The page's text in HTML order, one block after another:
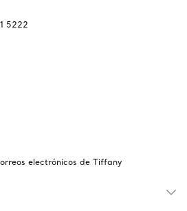
5222
electrónicos de Tiffany